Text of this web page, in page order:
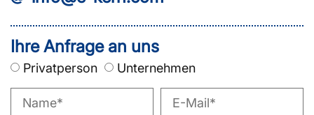
Ihre Anfrage an uns
Privatperson Unternehmen